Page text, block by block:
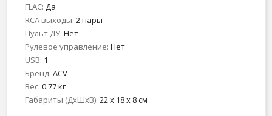
FLAC: Да
RCA выходы: 2 пары
Пульт ДУ: Нет
Рулевое управление: Нет
USB: 1
Бренд: ACV
Вес: 0.77 кг
Габариты (ДхШхВ): 22 x 18 x 8 см